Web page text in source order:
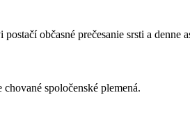
občasné prečesanie srsti a denne
spoločenské plemená.